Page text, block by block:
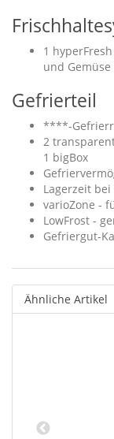
1
und
Gefrierteil
****-
2
1 bigBox
Lagerzeit
varioZone -
LowFrost -
Gefriergut-
Ähnliche Artikel